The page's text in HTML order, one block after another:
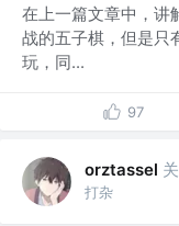
在上一篇文章中，讲
战的五子棋，但是只
玩，同...
97
orztassel
打杂